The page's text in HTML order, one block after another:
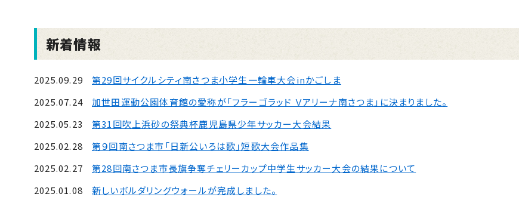
新着情報
2025.09.29
第29回サイクルシティ南さつま小学生一輪車大会inかごしま
2025.07.24
加世田運動公園体育館の愛称が「フラーゴラッド Ｖアリーナ南さつま」に決まりました。
2025.05.23
第31回吹上浜砂の祭典杯鹿児島県少年サッカー大会結果
2025.02.28
第９回南さつま市「日新公いろは歌」短歌大会作品集
2025.02.27
第28回南さつま市長旗争奪チェリーカップ中学生サッカー大会の結果について
2025.01.08
新しいボルダリングウォールが完成しました。